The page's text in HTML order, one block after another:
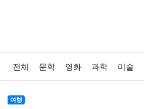
전체 문학 영화 과학 미술
법률
여행